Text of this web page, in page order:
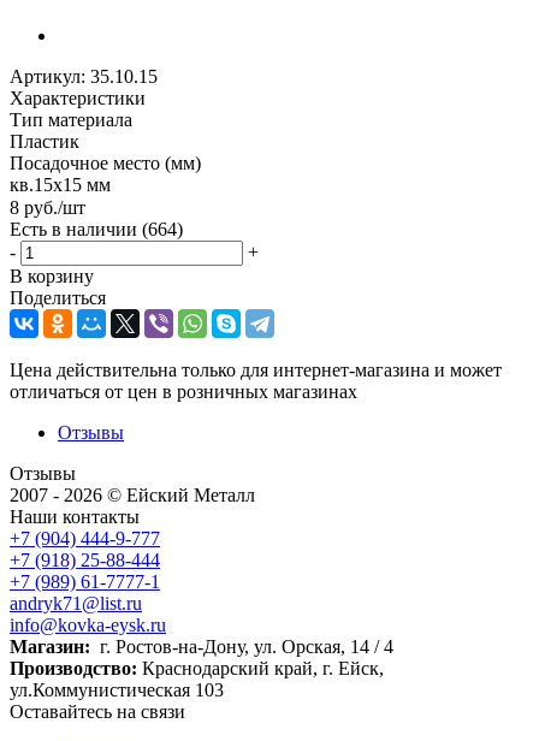
Артикул: 35.10.15
Характеристики
Тип материала
Пластик
Посадочное место (мм)
кв.15х15 мм
8 руб./шт
Есть в наличии (664)
-
+
В корзину
Поделиться
Цена действительна только для интернет-магазина и может
отличаться от цен в розничных магазинах
Отзывы
Отзывы
2007 - 2026 © Ейский Металл
Наши контакты
+7 (904) 444-9-777
+7 (918) 25-88-444
+7 (989) 61-7777-1
andryk71@list.ru
info@kovka-eysk.ru
Магазин: г. Ростов-на-Дону, ул. Орская, 14 / 4
Производство: Краснодарский край, г. Ейск,
ул.Коммунистическая 103
Оставайтесь на связи